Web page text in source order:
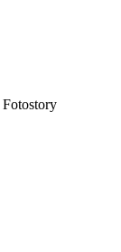
Fotostory